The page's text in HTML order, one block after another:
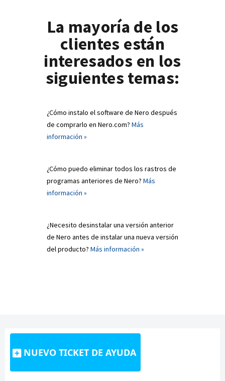
La mayoría de los
clientes están
interesados en los
siguientes temas:
¿Cómo instalo el software de Nero después
de comprarlo en Nero.com? Más
información »
¿Cómo puedo eliminar todos los rastros de
programas anteriores de Nero? Más
información »
¿Necesito desinstalar una versión anterior
de Nero antes de instalar una nueva versión
del producto? Más información »
NUEVO TICKET DE AYUDA